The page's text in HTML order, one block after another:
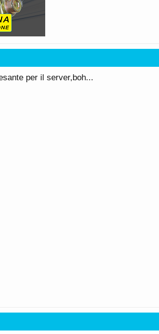
per il server,boh...